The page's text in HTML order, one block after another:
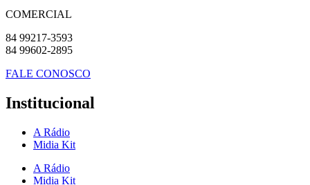
COMERCIAL
84 99217-3593
84 99602-2895
FALE CONOSCO
Institucional
A Rádio
Midia Kit
A Rádio
Midia Kit